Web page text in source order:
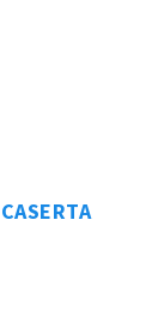
CASERTA